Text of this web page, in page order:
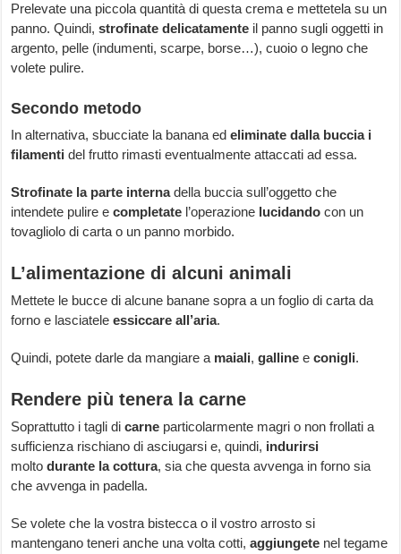
Prelevate una piccola quantità di questa crema e mettetela su un
panno. Quindi,strofinate delicatamente il panno sugli oggetti in
argento, pelle (indumenti, scarpe, borse…), cuoio o legno che
volete pulire.
Secondo metodo
In alternativa, sbucciate la banana edeliminate dalla buccia i
filamenti del frutto rimasti eventualmente attaccati ad essa.
Strofinate la parte internadella buccia sull’oggetto che
intendete pulire ecompletate l’operazione lucidando con un
tovagliolo di carta o un panno morbido.
L’alimentazione di alcuni animali
Mettete le bucce di alcune banane sopra a un foglio di carta da
forno e lasciateleessiccare all’aria.
Quindi, potete darle da mangiare a maiali, galline econigli.
Rendere più tenera la carne
Soprattutto i tagli dicarne particolarmente magri o non frollati a
sufficienza rischiano di asciugarsi e, quindi, indurirsi
moltodurante la cottura, sia che questa avvenga in forno sia
che avvenga in padella.
Se volete che la vostra bistecca o il vostro arrosto si
mantengano teneri anche una volta cotti,aggiungete nel tegame